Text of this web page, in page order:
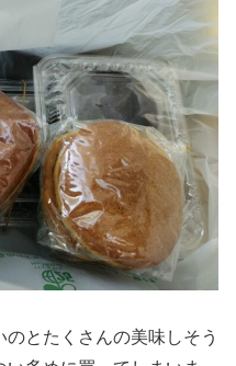
とたくさんの美味しそう